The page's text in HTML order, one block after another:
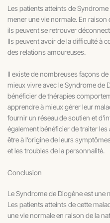
Les patients atteints de
mener une vie normale. En raison
ils peuvent se retrouver
Ils peuvent avoir de la difficulté à
des relations amoureuses.
Il existe de nombreuses façons
mieux vivre avec le Syndrome de
bénéficier de thérapies
apprendre à mieux gérer leur
fournir un réseau de soutien et
également bénéficier de traiter
être à l’origine de leurs
et les troubles de la personnalité.
Conclusion
Le Syndrome de Diogène est une
Les patients atteints de cette
une vie normale en raison de la